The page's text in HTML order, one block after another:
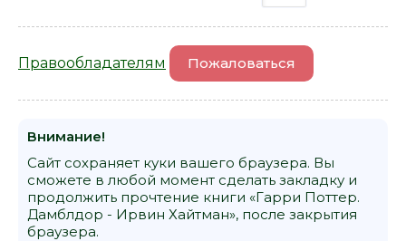
Правообладателям Пожаловаться
Внимание!
Сайт сохраняет куки вашего браузера. Вы
сможете в любой момент сделать закладку и
продолжить прочтение книги «Гарри Поттер.
Дамблдор - Ирвин Хайтман», после закрытия
браузера.